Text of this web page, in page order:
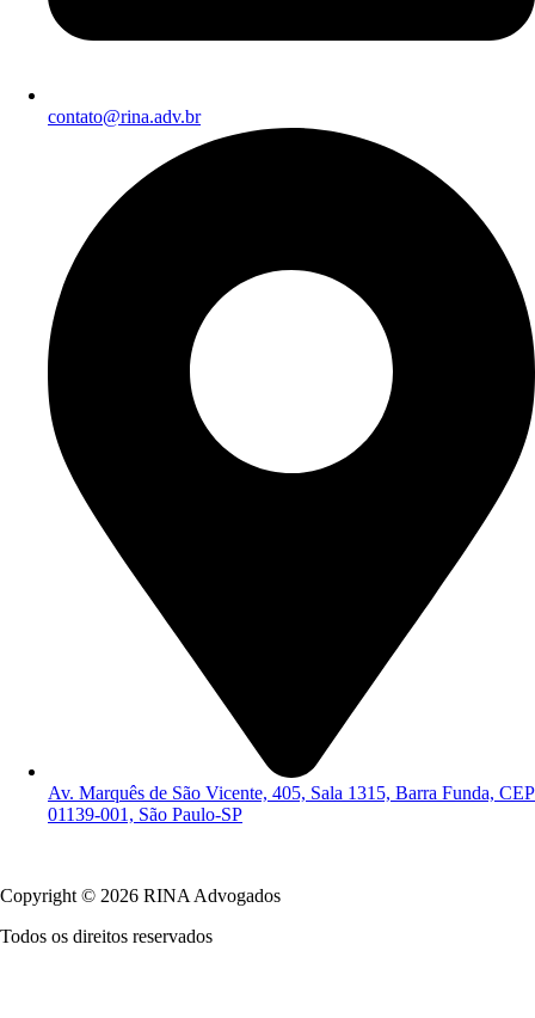
contato@rina.adv.br
Av. Marquês de São Vicente, 405, Sala 1315, Barra Funda, CEP
01139-001, São Paulo-SP
Copyright © 2026 RINA Advogados
Todos os direitos reservados